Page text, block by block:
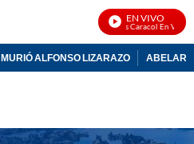
EN VIVO
Noticias Caracol En Vivo
MURIÓ ALFONSO LIZARAZO